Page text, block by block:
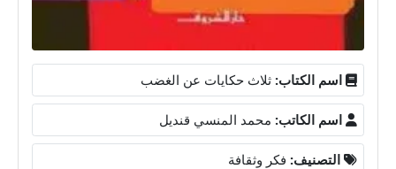
اسم الكتاب: ثلاث حكايات عن الغضب
اسم الكاتب: محمد المنسي قنديل
التصنيف: فكر وثقافة